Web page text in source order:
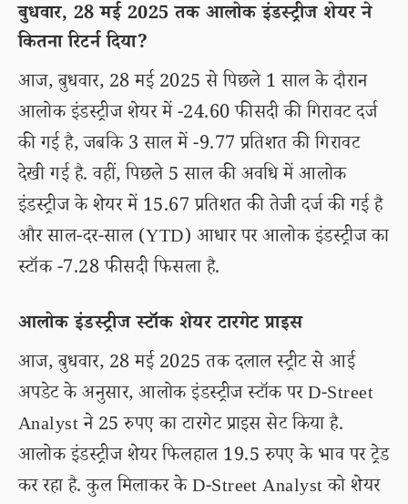
बुधवार, 28 मई 2025 तक आलोक इंडस्ट्रीज शेयर ने
कितना रिटर्न दिया?
आज, बुधवार, 28 मई 2025 से पिछले 1 साल के दौरान
आलोक इंडस्ट्रीज शेयर में -24.60 फीसदी की गिरावट दर्ज
की गई है, जबकि 3 साल में -9.77 प्रतिशत की गिरावट
देखी गई है. वहीं, पिछले 5 साल की अवधि में आलोक
इंडस्ट्रीज के शेयर में 15.67 प्रतिशत की तेजी दर्ज की गई है
और साल-दर-साल (YTD) आधार पर आलोक इंडस्ट्रीज का
स्टॉक -7.28 फीसदी फिसला है.
आलोक इंडस्ट्रीज स्टॉक शेयर टारगेट प्राइस
आज, बुधवार, 28 मई 2025 तक दलाल स्ट्रीट से आई
अपडेट के अनुसार, आलोक इंडस्ट्रीज स्टॉक पर D-Street
Analyst ने 25 रुपए का टारगेट प्राइस सेट किया है.
आलोक इंडस्ट्रीज शेयर फिलहाल 19.5 रुपए के भाव पर ट्रेड
कर रहा है. कुल मिलाकर के D-Street Analyst को शेयर